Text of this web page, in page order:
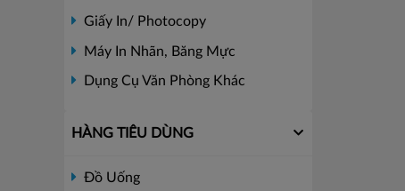
Giấy In/ Photocopy
Máy In Nhãn, Băng Mực
Dụng Cụ Văn Phòng Khác
HÀNG TIÊU DÙNG
Đồ Uống